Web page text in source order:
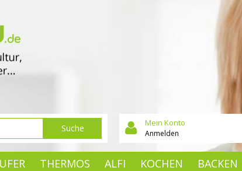
Mein Konto
Anmelden
THERMOS ALFI KOCHEN BACKEN
Suche